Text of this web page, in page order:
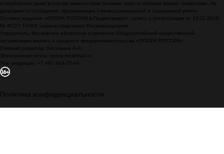
оскорбления, даже в случае замены букв точками, тире и любыми иными символами. Не
допускаются сообщения, призывающие к межнациональной и социальной розни.
Сетевое издание «ОПОРА РОССИИ в Подмосковье», запись о регистрации от 19.11.2018
№ ФС77-74363, зарегистрировано Роскомнадзором.
Учредитель: Московское областное отделение Общероссийской общественной
организации малого и среднего предпринимательства «ОПОРА РОССИИ»
Главный редактор: Косицына А.А.
Электронная почта: opora-mo@mail.ru
Тел. редакции: +7 495 644-25-44
Политика конфиденциальности